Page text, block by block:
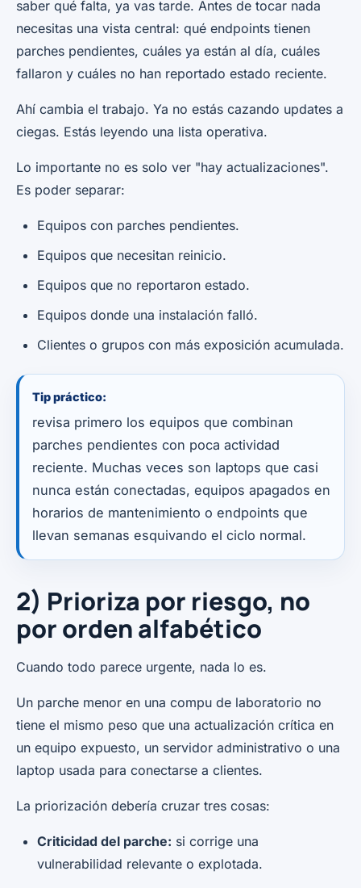
saber qué falta, ya vas tarde. Antes de tocar nada
necesitas una vista central: qué endpoints tienen
parches pendientes, cuáles ya están al día, cuáles
fallaron y cuáles no han reportado estado reciente.
Ahí cambia el trabajo. Ya no estás cazando updates a
ciegas. Estás leyendo una lista operativa.
Lo importante no es solo ver "hay actualizaciones".
Es poder separar:
Equipos con parches pendientes.
Equipos que necesitan reinicio.
Equipos que no reportaron estado.
Equipos donde una instalación falló.
Clientes o grupos con más exposición acumulada.
Tip práctico:
revisa primero los equipos que combinan
parches pendientes con poca actividad
reciente. Muchas veces son laptops que casi
nunca están conectadas, equipos apagados en
horarios de mantenimiento o endpoints que
llevan semanas esquivando el ciclo normal.
2) Prioriza por riesgo, no
por orden alfabético
Cuando todo parece urgente, nada lo es.
Un parche menor en una compu de laboratorio no
tiene el mismo peso que una actualización crítica en
un equipo expuesto, un servidor administrativo o una
laptop usada para conectarse a clientes.
La priorización debería cruzar tres cosas:
Criticidad del parche: si corrige una
vulnerabilidad relevante o explotada.